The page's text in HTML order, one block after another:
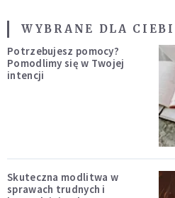
WYBRANE DLA
Potrzebujesz pomocy?
Pomodlimy się w Twojej
intencji
Skuteczna modlitwa w
sprawach trudnych i